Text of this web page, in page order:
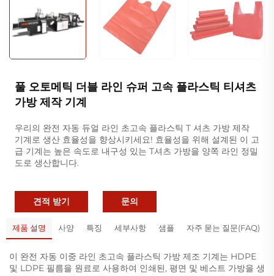
풀 오토메틱 더블 라인 슈퍼 고속 플라스틱 티셔츠
가방 제작 기계
우리의 완전 자동 듀얼 라인 초고속 플라스틱 T 셔츠 가방 제작
기계로 생산 효율성을 향상시키세요! 효율성을 위해 설계된 이 고
급 기계는 높은 속도로 내구성 있는 T셔츠 가방을 양쪽 라인 정밀
도로 생산합니다.
견적 받기 문의
제품 설명 사양 특징 세부사항 샘플 자주 묻는 질문(FAQ)
이 완전 자동 이중 라인 초고속 플라스틱 가방 제조 기계는 HDPE
및 LDPE 필름을 원료로 사용하여 인쇄된, 평면 및 베스트 가방을 생